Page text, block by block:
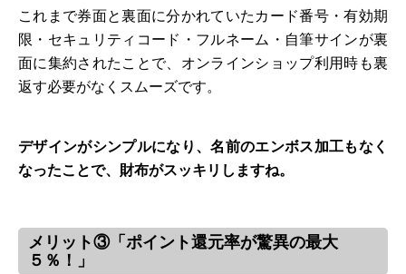
これまで券面と裏面に分かれていたカード番号・有効期
限・セキュリティコード・フルネーム・自筆サインが裏
面に集約されたことで、オンラインショップ利用時も裏
返す必要がなくスムーズです。
デザインがシンプルになり、名前のエンボス加工もなく
なったことで、財布がスッキリしますね。
メリット③「ポイント還元率が驚異の最大
５％！」